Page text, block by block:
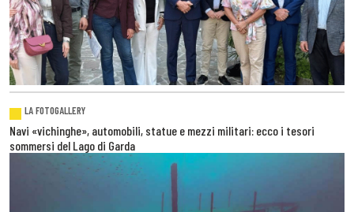
LA FOTOGALLERY
Navi «vichinghe», automobili, statue e mezzi militari: ecco i tesori
sommersi del Lago di Garda